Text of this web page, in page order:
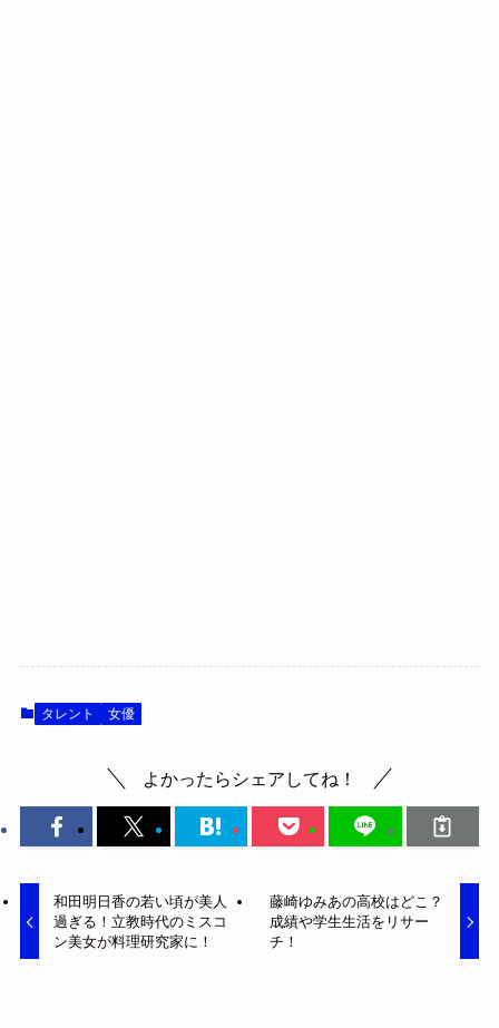
タレント 女優
よかったらシェアしてね！
和田明日香の若い頃が美人
過ぎる！立教時代のミスコ
ン美女が料理研究家に！
藤崎ゆみあの高校はどこ？
成績や学生生活をリサー
チ！